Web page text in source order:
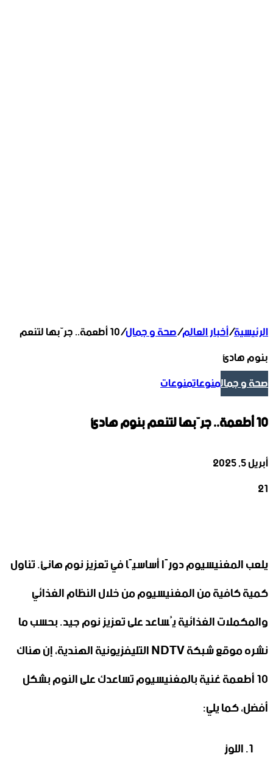
الرئيسية/أخبار العالم/صحة و جمال/ 10 أطعمة.. جرّبها لتنعم
بنوم هادئ
صحة و جمالمنوعاتمنوعات
10 أطعمة.. جرّبها لتنعم بنوم هادئ
أبريل 5, 2025
21
يلعب المغنيسيوم دورًا أساسيًا في تعزيز نوم هانئ. تناول
كمية كافية من المغنيسيوم من خلال النظام الغذائي
والمكملات الغذائية يُساعد على تعزيز نوم جيد. بحسب ما
نشره موقع شبكة NDTV التليفزيونية الهندية، إن هناك
10 أطعمة غنية بالمغنيسيوم تساعدك على النوم بشكل
أفضل، كما يلي:
اللوز